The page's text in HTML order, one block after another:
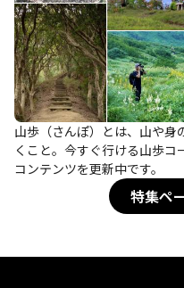
山歩（さんぽ）とは、山や
くこと。今すぐ行ける山歩
コンテンツを更新中です。
特集ペ